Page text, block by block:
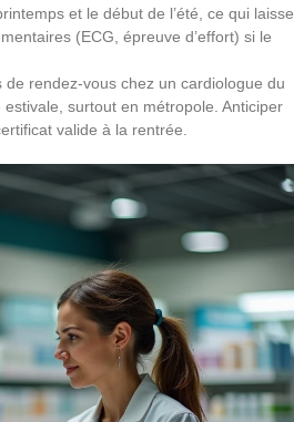
et le début de l’été, ce qui laisse
(ECG, épreuve d’effort) si le
rendez-vous chez un cardiologue du
surtout en métropole. Anticiper
valide à la rentrée.